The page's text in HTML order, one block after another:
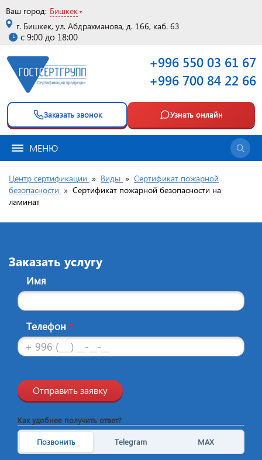
Ваш город: Бишкек
г. Бишкек, ул. Абдрахманова, д. 166, каб. 63
с 9:00 до 18:00
+996 550 03 61 67
+996 700 84 22 66
Заказать звонок Узнать онлайн
МЕНЮ
Центр сертификации » Виды » Сертификат пожарной
безопасности » Сертификат пожарной безопасности на
ламинат
Заказать услугу
Имя
Телефон *
Отправить заявку
Как удобнее получить ответ?
Позвонить Telegram MAX